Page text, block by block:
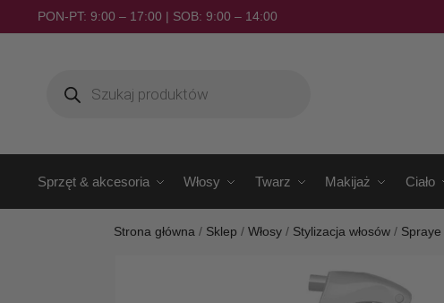
PON-PT: 9:00 – 17:00 | SOB: 9:00 – 14:00
Sprzęt & akcesoria Włosy Twarz Makijaż Ciało
Strona główna / Sklep /Włosy / Stylizacja włosów / Spraye